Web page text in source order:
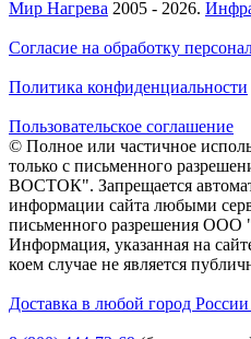
Мир Нагрева 2005 - 2026.
Согласие на обработку
Политика конфиденциальности
Пользовательское соглашение
© Полное или частичное
только с письменного
ВОСТОК". Запрещается
информации сайта любыми
письменного разрешения
Информация, указанная на
коем случае не является
Доставка в любой город